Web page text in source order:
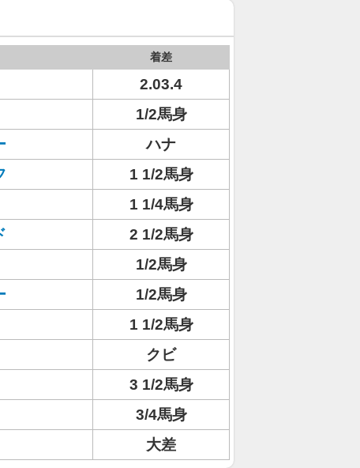
着差
2.03.4
1/2馬身
ハナ
1 1/2馬身
1 1/4馬身
2 1/2馬身
1/2馬身
1/2馬身
1 1/2馬身
クビ
3 1/2馬身
3/4馬身
大差